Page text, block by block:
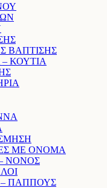
ΒΑΠΤΙΣΗΣ
ΚΟΥΤΙΑ
ΜΕ ΟΝΟΜΑ
ΝΟΝΟΣ
– ΠΑΠΠΟΥΣ